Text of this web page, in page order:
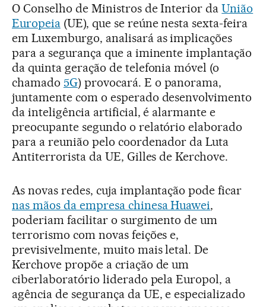
O Conselho de Ministros de Interior daUnião
Europeia(UE), que se reúne nesta sexta-feira
em Luxemburgo, analisará as implicações
para a segurança que a iminente implantação
da quinta geração de telefonia móvel (o
chamado 5G) provocará. E o panorama,
juntamente com o esperado desenvolvimento
da inteligência artificial, é alarmante e
preocupante segundo o relatório elaborado
para a reunião pelo coordenador da Luta
Antiterrorista da UE, Gilles de Kerchove.
As novas redes, cuja implantação pode ficar
nas mãos da empresa chinesa Huawei,
poderiam facilitar o surgimento de um
terrorismo com novas feições e,
previsivelmente, muito mais letal. De
Kerchove propõe a criação de um
ciberlaboratório liderado pela Europol, a
agência de segurança da UE, e especializado